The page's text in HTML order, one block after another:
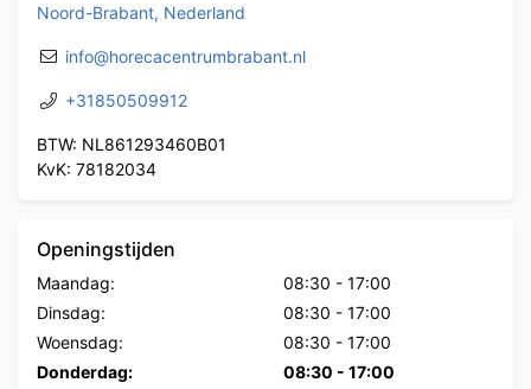
Noord-Brabant, Nederland
info@horecacentrumbrabant.nl
+31850509912
BTW: NL861293460B01
KvK: 78182034
Openingstijden
Maandag: 08:30 - 17:00
Dinsdag:
08:30 - 17:00
Woensdag:
08:30 - 17:00
Donderdag:
08:30 - 17:00